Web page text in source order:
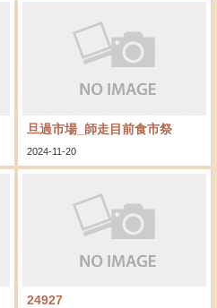
旦過市場_師走目前食市祭
2024-11-20
24927